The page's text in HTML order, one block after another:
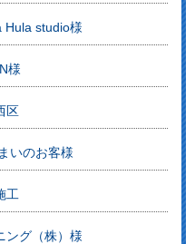
Hula studio様
様
区
いのお客様
工
ング（株）様